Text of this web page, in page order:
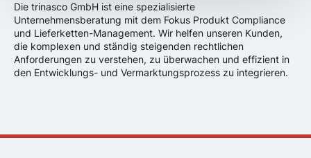
Die trinasco GmbH ist eine spezialisierte
Unternehmensberatung mit dem Fokus Produkt Compliance
und Lieferketten-Management. Wir helfen unseren Kunden,
die komplexen und ständig steigenden rechtlichen
Anforderungen zu verstehen, zu überwachen und effizient in
den Entwicklungs- und Vermarktungsprozess zu integrieren.